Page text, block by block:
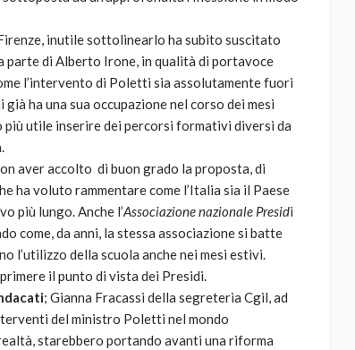
inutile sottolinearlo ha subito suscitato
parte di Alberto Irone, in qualità di portavoce
l’intervento di Poletti sia assolutamente fuori
ha una sua occupazione nel corso dei mesi
utile inserire dei percorsi formativi diversi da
aver accolto di buon grado la proposta, di
ha voluto rammentare come l’Italia sia il Paese
più lungo. Anche l’Associazione nazionale Presidi
come, da anni, la stessa associazione si batte
l’utilizzo della scuola anche nei mesi estivi.
il punto di vista dei Presidi.
; Gianna Fracassi della segreteria Cgil, ad
del ministro Poletti nel mondo
starebbero portando avanti una riforma